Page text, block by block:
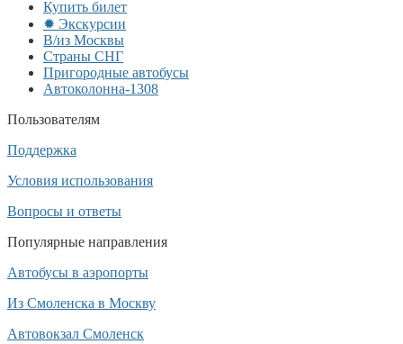
Купить билет
✹ Экскурсии
В/из Москвы
Страны СНГ
Пригородные автобусы
Автоколонна-1308
Пользователям
Поддержка
Условия использования
Вопросы и ответы
Популярные направления
Автобусы в аэропорты
Из Смоленска в Москву
Автовокзал Смоленск